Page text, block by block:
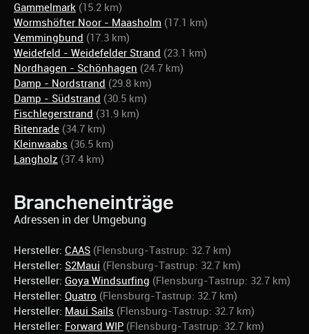
Gammelmark (15.2 km)
Wormshöfter Noor - Maasholm (17.1 km)
Vemmingbund (17.3 km)
Weidefeld - Weidefelder Strand (23.1 km)
Nordhagen - Schönhagen (24.7 km)
Damp - Nordstrand (29.8 km)
Damp - Südstrand (30.5 km)
Fischlegerstrand (31.9 km)
Ritenrade (34.7 km)
Kleinwaabs (36.5 km)
Langholz (37.4 km)
Brancheneinträge
Adressen in der Umgebung
Hersteller: CAAS (Flensburg-Tastrup: 32.7 km)
Hersteller: S2Maui (Flensburg-Tastrup: 32.7 km)
Hersteller: Goya Windsurfing (Flensburg-Tastrup: 32.7 km)
Hersteller: Quatro (Flensburg-Tastrup: 32.7 km)
Hersteller: Maui Sails (Flensburg-Tastrup: 32.7 km)
Hersteller: Forward WIP (Flensburg-Tastrup: 32.7 km)